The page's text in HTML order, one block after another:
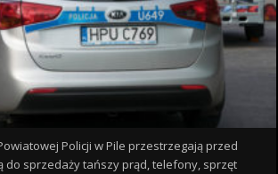
Policji w Pile przestrzegają przed
do sprzedaży tańszy prąd, telefony, sprzęt